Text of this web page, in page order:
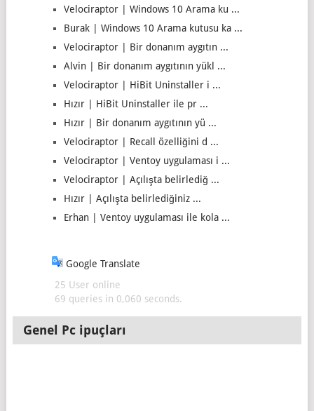
Velociraptor | Windows 10 Arama ku ...
Burak | Windows 10 Arama kutusu ka ...
Velociraptor | Bir donanım aygıtın ...
Alvin | Bir donanım aygıtının yükl ...
Velociraptor | HiBit Uninstaller i ...
Hızır | HiBit Uninstaller ile pr ...
Hızır | Bir donanım aygıtının yü ...
Velociraptor | Recall özelliğini d ...
Velociraptor | Ventoy uygulaması i ...
Velociraptor | Açılışta belirlediğ ...
Hızır | Açılışta belirlediğiniz ...
Erhan | Ventoy uygulaması ile kola ...
Google Translate
25 User online
69 queries in 0,060 seconds.
Genel Pc ipuçları